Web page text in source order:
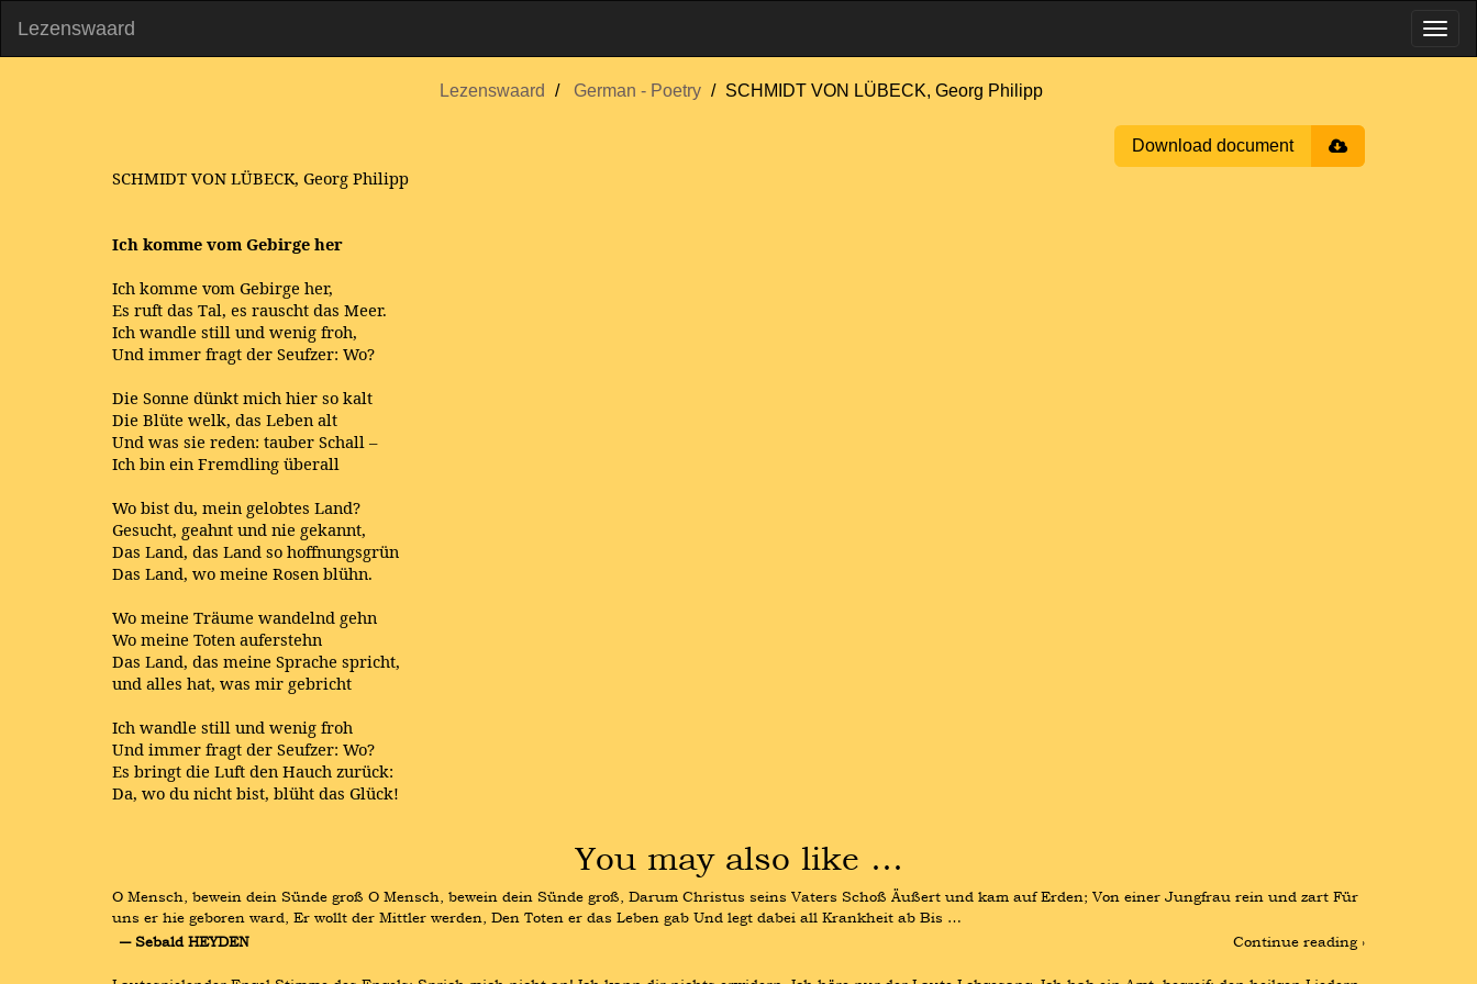
Lezenswaard
Lezenswaard German - Poetry SCHMIDT VON LÜBECK, Georg Philipp
Download document
SCHMIDT VON LÜBECK, Georg Philipp
Ich komme vom Gebirge her
Ich komme vom Gebirge her,
Es ruft das Tal, es rauscht das Meer.
Ich wandle still und wenig froh,
Und immer fragt der Seufzer: Wo?
Die Sonne dünkt mich hier so kalt
Die Blüte welk, das Leben alt
Und was sie reden: tauber Schall –
Ich bin ein Fremdling überall
Wo bist du, mein gelobtes Land?
Gesucht, geahnt und nie gekannt,
Das Land, das Land so hoffnungsgrün
Das Land, wo meine Rosen blühn.
Wo meine Träume wandelnd gehn
Wo meine Toten auferstehn
Das Land, das meine Sprache spricht,
und alles hat, was mir gebricht
Ich wandle still und wenig froh
Und immer fragt der Seufzer: Wo?
Es bringt die Luft den Hauch zurück:
Da, wo du nicht bist, blüht das Glück!
You may also like …
O Mensch, bewein dein Sünde groß O Mensch, bewein dein Sünde groß, Darum Christus seins Vaters Schoß Äußert und kam auf Erden; Von einer Jungfrau rein und zart Für
uns er hie geboren ward, Er wollt der Mittler werden, Den Toten er das Leben gab Und legt dabei all Krankheit ab Bis …
― Sebald HEYDEN
Continue reading ›